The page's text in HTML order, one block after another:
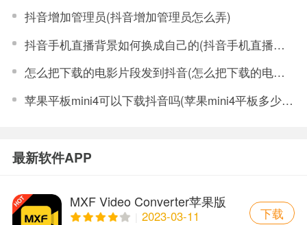
抖音增加管理员(抖音增加管理员怎么弄)
抖音手机直播背景如何换成自己的(抖音手机直播手游)
怎么把下载的电影片段发到抖音(怎么把下载的电影片段发到抖音上)
苹果平板mini4可以下载抖音吗(苹果mini4平板多少钱)
最新软件APP
MXF Video Converter苹果版
2023-03-11
下载